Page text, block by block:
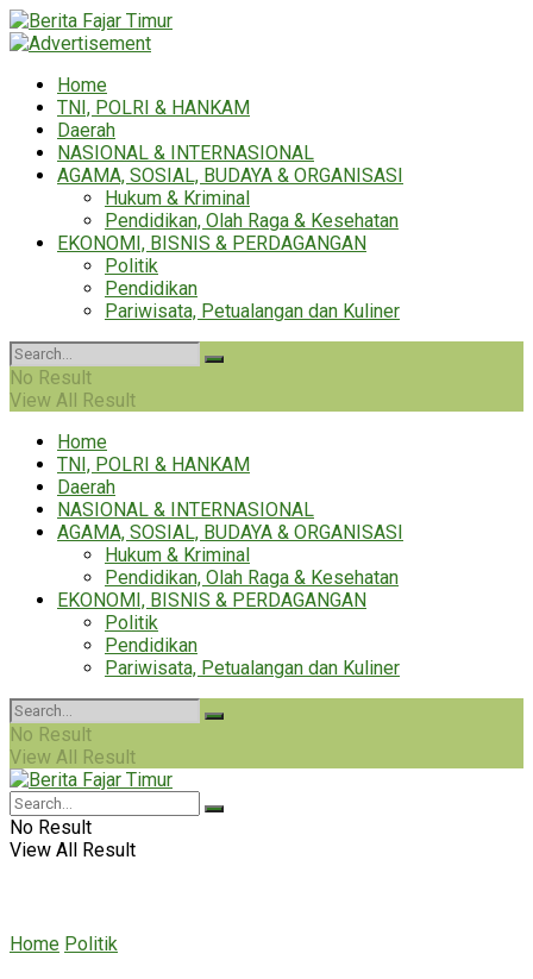
Home
TNI, POLRI & HANKAM
Daerah
NASIONAL & INTERNASIONAL
AGAMA, SOSIAL, BUDAYA & ORGANISASI
Hukum & Kriminal
Pendidikan, Olah Raga & Kesehatan
EKONOMI, BISNIS & PERDAGANGAN
Politik
Pendidikan
Pariwisata, Petualangan dan Kuliner
No Result
View All Result
Home
TNI, POLRI & HANKAM
Daerah
NASIONAL & INTERNASIONAL
AGAMA, SOSIAL, BUDAYA & ORGANISASI
Hukum & Kriminal
Pendidikan, Olah Raga & Kesehatan
EKONOMI, BISNIS & PERDAGANGAN
Politik
Pendidikan
Pariwisata, Petualangan dan Kuliner
No Result
View All Result
No Result
View All Result
Home Politik